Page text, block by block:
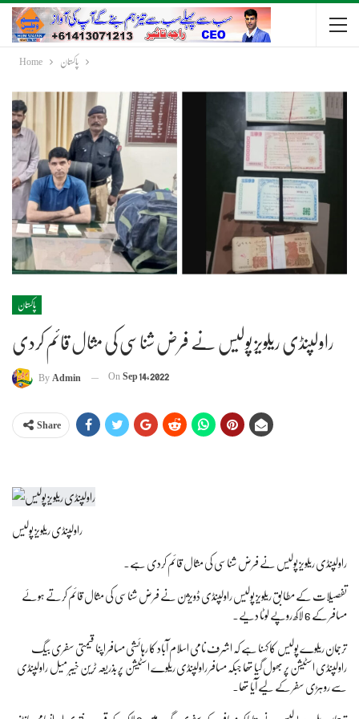
Home پاکستان
پاکستان
راولپنڈی ریلویز پولیس نے فرض شناسی کی مثال قائم کردی
ByAdmin OnSep 14, 2022
Share
راولپنڈی ریلویز پولیس
راولپنڈی ریلویز پولیس نے فرض شناسی کی مثال قائم کردی ہے۔
تفصیلات کے مطابق ریلویز پولیس راولپنڈی ڈویژن نے فرض شناسی کی مثال قائم کرتے ہوئے
مسافر کے 6 لاکھ روپے لوٹا دیے۔
ترجمان ریلوے پولیس کا کہنا ہے کہ اشرف نامی اسلام آباد کا رہائشی مسافر اپنا قیمتی سفری بیگ
راولپنڈی اسٹیشن پر بھول گیا تھا جبکہ مسافر راولپنڈی ریلوے اسٹیشن پر بذریعہ ٹرین خیبر میل راولپنڈی
سے روہڑی سفر کے لیے آیا تھا۔